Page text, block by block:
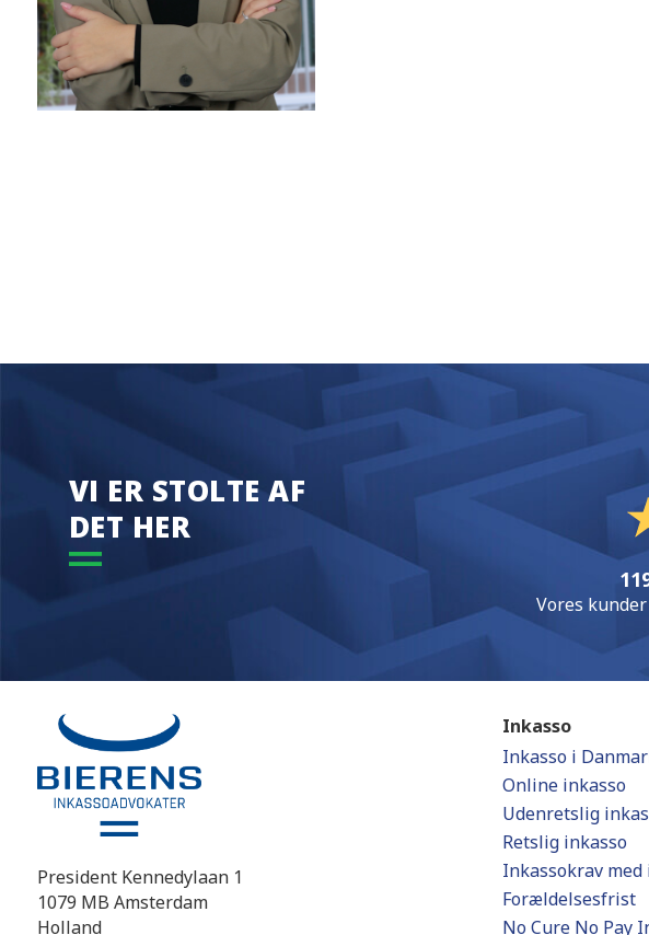
VI ER STOLTE AF
DET HER
Vores
President Kennedylaan 1
1079 MB Amsterdam
Holland
Inkasso
Inkasso i
Online inkasso
Udenretslig
Retslig inkasso
Inkassokrav
Forældelsesfrist
No Cure No Pay